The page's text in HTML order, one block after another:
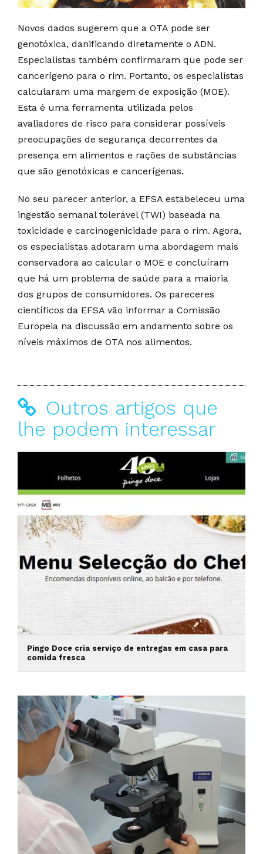
Novos dados sugerem que a OTA pode ser
genotóxica, danificando diretamente o ADN.
Especialistas também confirmaram que pode ser
cancerígeno para o rim. Portanto, os especialistas
calcularam uma margem de exposição (MOE).
Esta é uma ferramenta utilizada pelos
avaliadores de risco para considerar possíveis
preocupações de segurança decorrentes da
presença em alimentos e rações de substâncias
que são genotóxicas e cancerígenas.
No seu parecer anterior, a EFSA estabeleceu uma
ingestão semanal tolerável (TWI) baseada na
toxicidade e carcinogenicidade para o rim. Agora,
os especialistas adotaram uma abordagem mais
conservadora ao calcular o MOE e concluíram
que há um problema de saúde para a maioria
dos grupos de consumidores. Os pareceres
científicos da EFSA vão informar a Comissão
Europeia na discussão em andamento sobre os
níveis máximos de OTA nos alimentos.
Outros artigos que
lhe podem interessar
Pingo Doce cria serviço de entregas em casa para
comida fresca